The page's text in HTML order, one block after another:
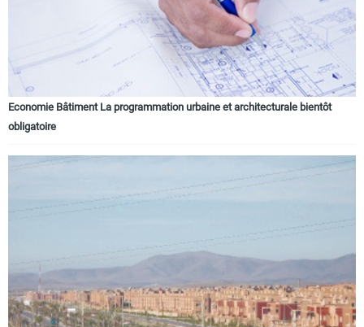
Economie Bâtiment La programmation urbaine et architecturale bientôt
obligatoire